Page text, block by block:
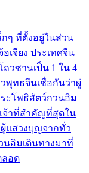
กๆ ที่ตั้งอยู่ในส่วน
เจียง ประเทศจีน
วซานเป็น 1 ใน 4
พุทธจีนเชื่อกันว่าผู่
ะโพธิสัตว์กวนอิม
จ้าที่สำคัญที่สุดใน
แสวงบุญจากทั่ว
นอิมเดินทางมาที่
ลอด